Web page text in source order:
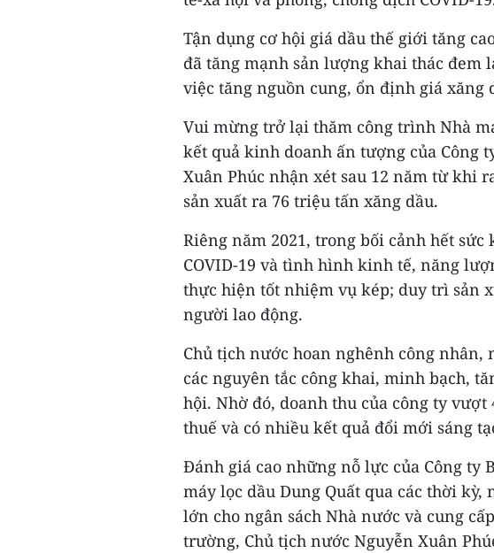
Tận dụng cơ hội giá dầu thế giới tăng
đã tăng mạnh sản lượng khai thác đem
việc tăng nguồn cung, ổn định giá xăng
Vui mừng trở lại thăm công trình Nhà
kết quả kinh doanh ấn tượng của Công
Xuân Phúc nhận xét sau 12 năm từ khi
sản xuất ra 76 triệu tấn xăng dầu.
Riêng năm 2021, trong bối cảnh hết
COVID-19 và tình hình kinh tế, năng
thực hiện tốt nhiệm vụ kép; duy trì sản
người lao động.
Chủ tịch nước hoan nghênh công
các nguyên tắc công khai, minh bạch,
hội. Nhờ đó, doanh thu của công ty
thuế và có nhiều kết quả đổi mới sáng
Đánh giá cao những nỗ lực của Công ty
máy lọc dầu Dung Quất qua các thời kỳ,
lớn cho ngân sách Nhà nước và cung
trường, Chủ tịch nước Nguyễn Xuân